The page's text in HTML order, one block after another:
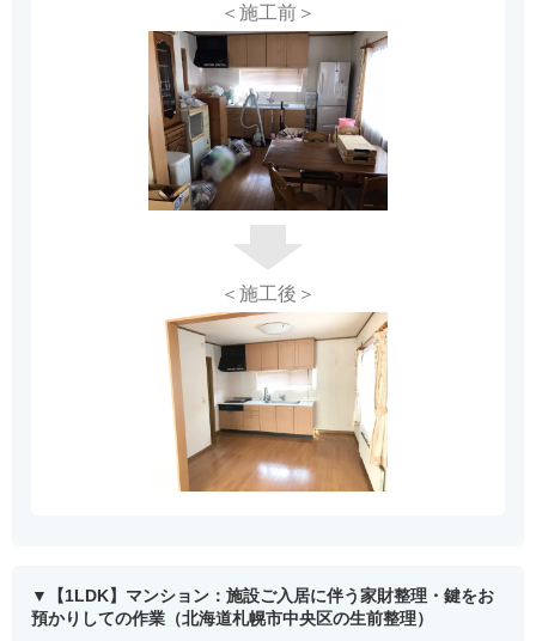
＜施工前＞
＜施工後＞
【1LDK】マンション：施設ご入居に伴う家財整理・鍵をお
預かりしての作業（北海道札幌市中央区の生前整理）